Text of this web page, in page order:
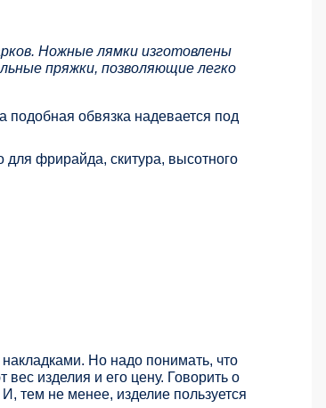
Ножные лямки изготовлены
пряжки, позволяющие легко
подобная обвязка надевается под
фрирайда, скитура, высотного
Но надо понимать, что
изделия и его цену. Говорить о
тем не менее, изделие пользуется